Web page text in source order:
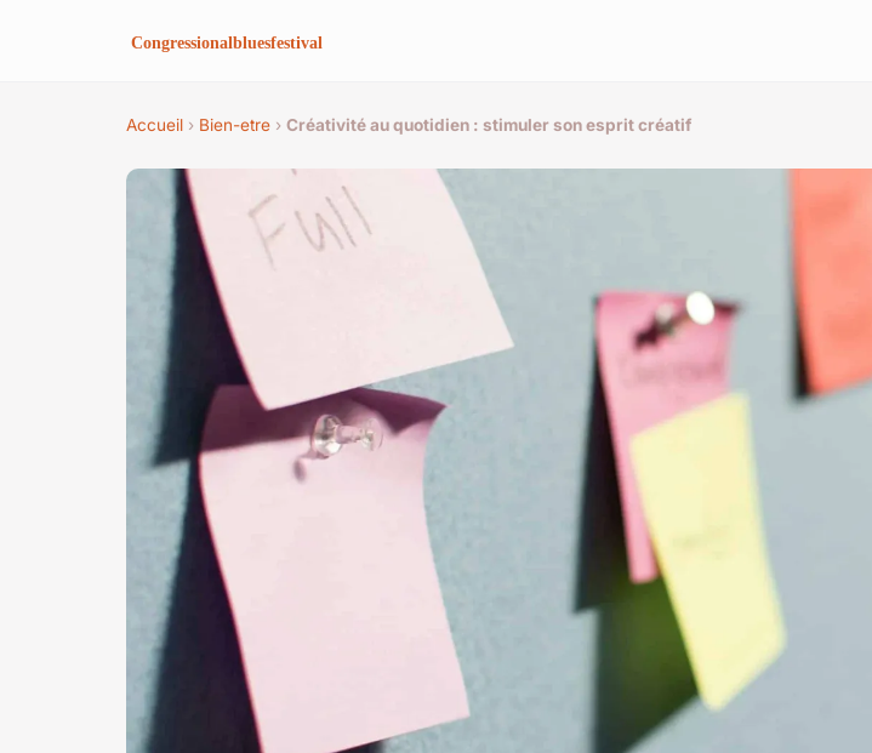
Accueil › Bien-etre › Créativité au quotidien : stimuler son esprit créatif